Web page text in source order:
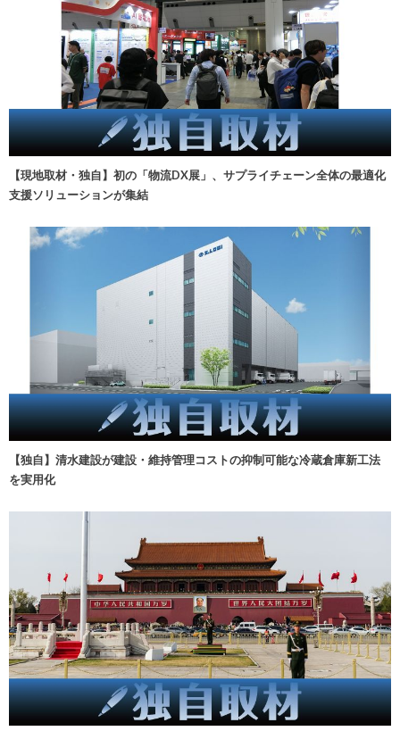
【現地取材・独自】初の「物流DX展」、サプライチェーン全体の最適化
支援ソリューションが集結
【独自】清水建設が建設・維持管理コストの抑制可能な冷蔵倉庫新工法
を実用化